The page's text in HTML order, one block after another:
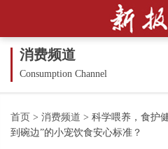
消费频道
Consumption Channel
首页 > 消费频道 > 科学喂养，食护
到碗边”的小宠饮食安心标准？